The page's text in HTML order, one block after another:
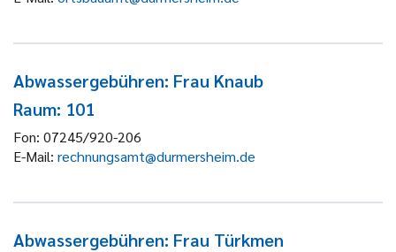
Abwassergebühren: Frau Knaub
Raum: 101
Fon: 07245/920-206
E-Mail: rechnungsamt@durmersheim.de
Abwassergebühren: Frau Türkmen